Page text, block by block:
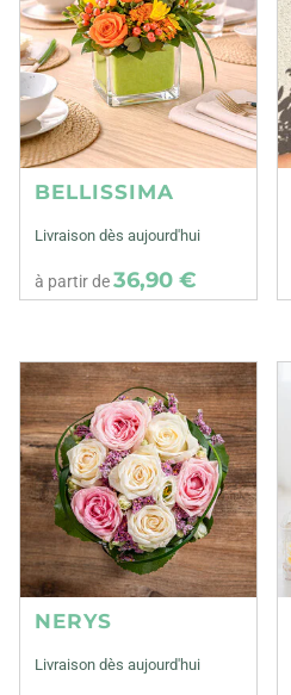
BELLISSIMA
Livraison dès aujourd'hui
à partir de36,90 €
NERYS
Livraison dès aujourd'hui